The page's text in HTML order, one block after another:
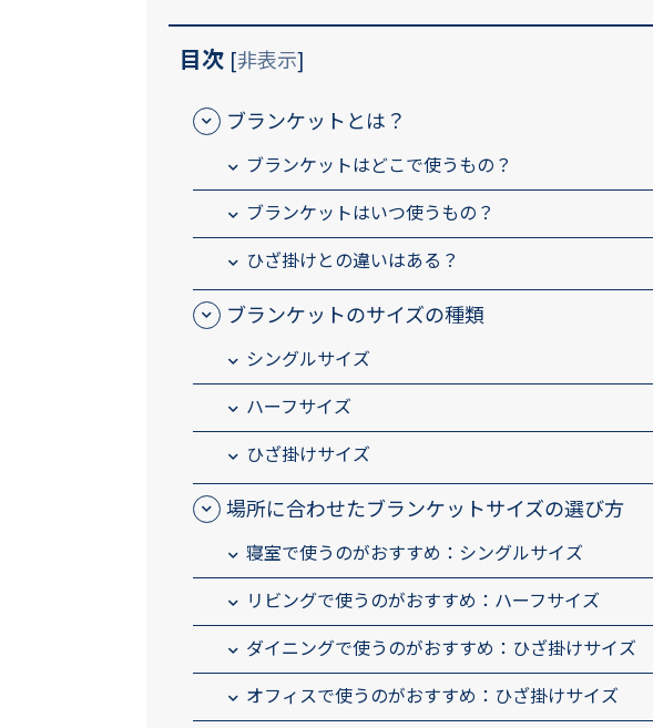
目次 [非表示]
ブランケットとは？
ブランケットはどこで使うもの？
ブランケットはいつ使うもの？
ひざ掛けとの違いはある？
ブランケットのサイズの種類
シングルサイズ
ハーフサイズ
ひざ掛けサイズ
場所に合わせたブランケットサイズの選び方
寝室で使うのがおすすめ：シングルサイズ
リビングで使うのがおすすめ：ハーフサイズ
ダイニングで使うのがおすすめ：ひざ掛けサイズ
オフィスで使うのがおすすめ：ひざ掛けサイズ